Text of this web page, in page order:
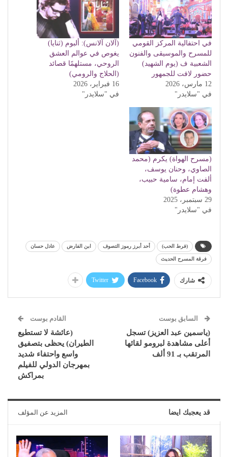
في احتفالية المركز القومي
للمسرح والموسيقى والفنون
الشعبية ف (يوم الشهيد)
حضور لافت للجمهور
12 مارس، 2026
في "سلايدر"
(آلان آلانس): ألبوم (ثنايا)
يغوص في عوالم العشق
الروحي، مستلهمًا قصائد
(الحلاج والرومي)
16 فبراير، 2026
في "سلايدر"
(مسرح الهواة) يكرم (محمد
الصاوي، وحنان يوسف،
ألفت إمام، سامية حبيب،
وهشام عطوة)
29 سبتمبر، 2025
في "سلايدر"
(فرط الحب) أحد أبرز رموز التصوف ابن الفارض عادل حسان
فرقة المسرح الحديث
شارك Facebook
Twitter
السابق بوست
(ياسمين عبد العزيز) تسجل
أعلى مشاهدة لبرومو لقائها
المرتقب بـ 91 ألف
القادم بوست
(عائشة لا تستطيع
الطيران) يحظى بتصفيق
واسع واحتفاء شديد
بمهرجان الدولي للفيلم
بمراكش
قد يعجبك ايضا المزيد عن المؤلف